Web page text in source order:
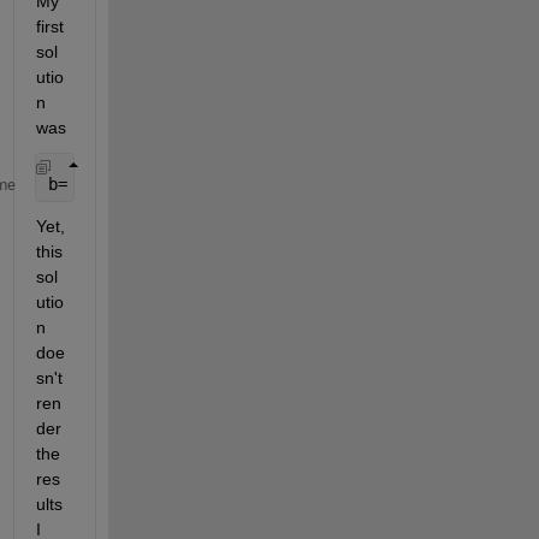
first
sol
utio
n
was
b= a(a(:,24)<2560)
Yet,
this
sol
utio
n
doe
sn't
ren
der
the
res
ults
I